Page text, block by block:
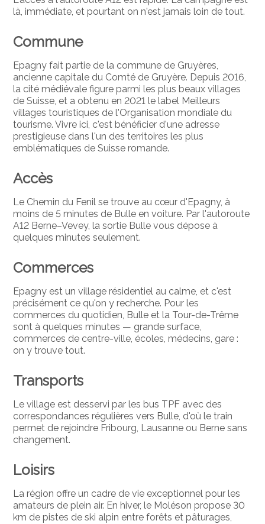
là, immédiate, et pourtant on n'est jamais loin de tout.
Commune
Epagny fait partie de la commune de Gruyères,
ancienne capitale du Comté de Gruyère. Depuis 2016,
la cité médiévale figure parmi les plus beaux villages
de Suisse, et a obtenu en 2021 le label Meilleurs
villages touristiques de l'Organisation mondiale du
tourisme. Vivre ici, c'est bénéficier d'une adresse
prestigieuse dans l'un des territoires les plus
emblématiques de Suisse romande.
Accès
Le Chemin du Fenil se trouve au cœur d'Epagny, à
moins de 5 minutes de Bulle en voiture. Par l'autoroute
A12 Berne–Vevey, la sortie Bulle vous dépose à
quelques minutes seulement.
Commerces
Epagny est un village résidentiel au calme, et c'est
précisément ce qu'on y recherche. Pour les
commerces du quotidien, Bulle et la Tour-de-Trême
sont à quelques minutes — grande surface,
commerces de centre-ville, écoles, médecins, gare :
on y trouve tout.
Transports
Le village est desservi par les bus TPF avec des
correspondances régulières vers Bulle, d'où le train
permet de rejoindre Fribourg, Lausanne ou Berne sans
changement.
Loisirs
La région offre un cadre de vie exceptionnel pour les
amateurs de plein air. En hiver, le Moléson propose 30
km de pistes de ski alpin entre forêts et pâturages,